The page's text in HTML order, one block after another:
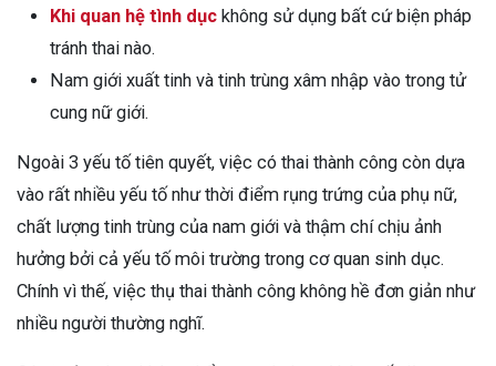
Khi quan hệ tình dục không sử dụng bất cứ biện pháp
tránh thai nào.
Nam giới xuất tinh và tinh trùng xâm nhập vào trong tử
cung nữ giới.
Ngoài 3 yếu tố tiên quyết, việc có thai thành công còn dựa
vào rất nhiều yếu tố như thời điểm rụng trứng của phụ nữ,
chất lượng tinh trùng của nam giới và thậm chí chịu ảnh
hưởng bởi cả yếu tố môi trường trong cơ quan sinh dục.
Chính vì thế, việc thụ thai thành công không hề đơn giản như
nhiều người thường nghĩ.